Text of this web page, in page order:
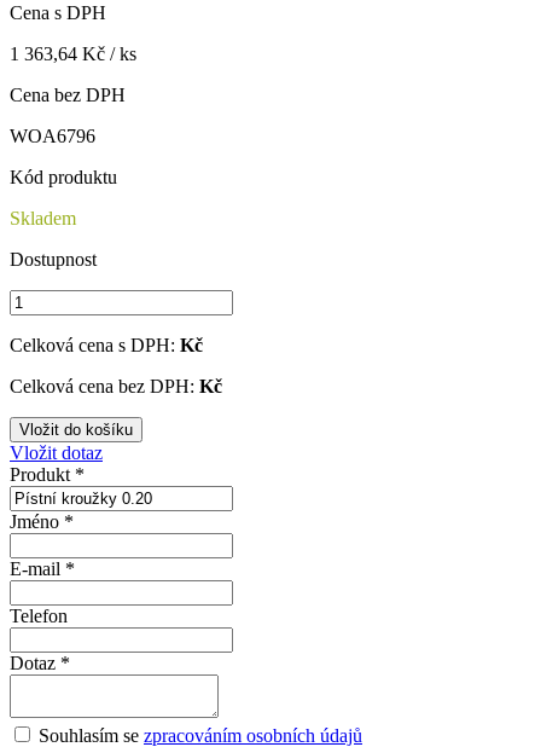
Cena s DPH
1 363,64 Kč / ks
Cena bez DPH
WOA6796
Kód produktu
Skladem
Dostupnost
Celková cena s DPH: Kč
Celková cena bez DPH: Kč
Vložit dotaz
Produkt *
Jméno *
E-mail *
Telefon
Dotaz *
Souhlasím se zpracováním osobních údajů